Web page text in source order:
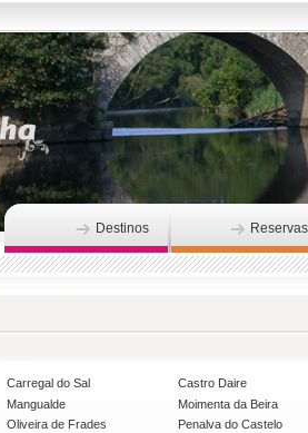
Destinos Reservas
Carregal do Sal
Castro Daire
Mangualde
Moimenta da Beira
Oliveira de Frades
Penalva do Castelo